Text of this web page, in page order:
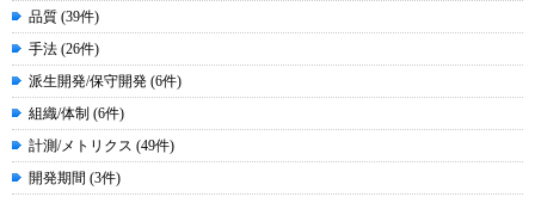
品質 (39件)
手法 (26件)
派生開発/保守開発 (6件)
組織/体制 (6件)
計測/メトリクス (49件)
開発期間 (3件)